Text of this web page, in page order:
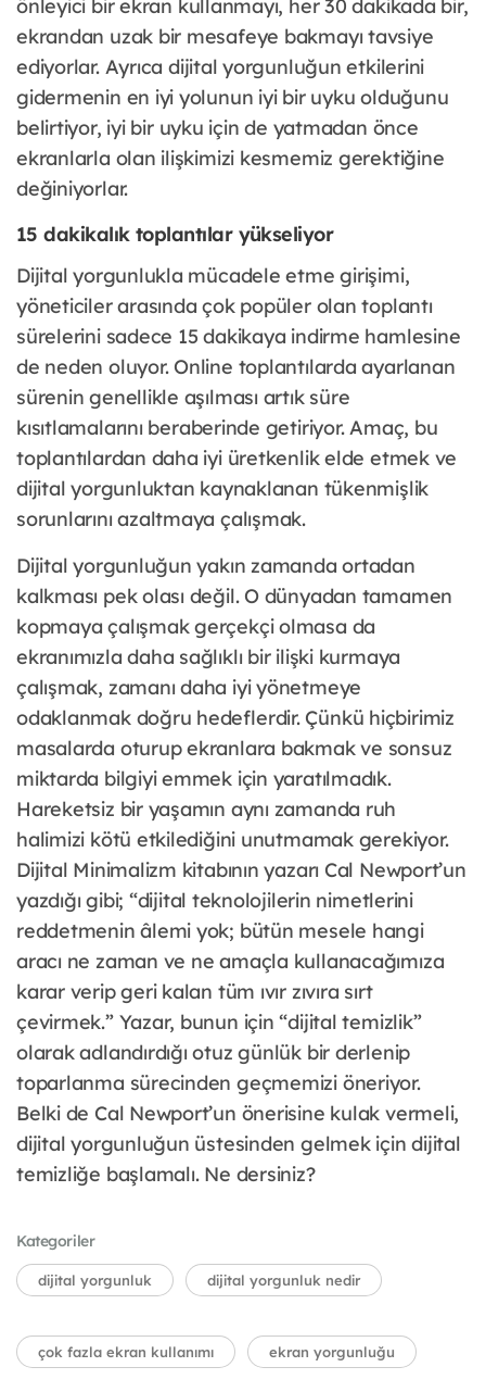
önleyici bir ekran kullanmayı, her 30 dakikada bir,
ekrandan uzak bir mesafeye bakmayı tavsiye
ediyorlar. Ayrıca dijital yorgunluğun etkilerini
gidermenin en iyi yolunun iyi bir uyku olduğunu
belirtiyor, iyi bir uyku için de yatmadan önce
ekranlarla olan ilişkimizi kesmemiz gerektiğine
değiniyorlar.
15 dakikalık toplantılar yükseliyor
Dijital yorgunlukla mücadele etme girişimi,
yöneticiler arasında çok popüler olan toplantı
sürelerini sadece 15 dakikaya indirme hamlesine
de neden oluyor. Online toplantılarda ayarlanan
sürenin genellikle aşılması artık süre
kısıtlamalarını beraberinde getiriyor. Amaç, bu
toplantılardan daha iyi üretkenlik elde etmek ve
dijital yorgunluktan kaynaklanan tükenmişlik
sorunlarını azaltmaya çalışmak.
Dijital yorgunluğun yakın zamanda ortadan
kalkması pek olası değil. O dünyadan tamamen
kopmaya çalışmak gerçekçi olmasa da
ekranımızla daha sağlıklı bir ilişki kurmaya
çalışmak, zamanı daha iyi yönetmeye
odaklanmak doğru hedeflerdir. Çünkü hiçbirimiz
masalarda oturup ekranlara bakmak ve sonsuz
miktarda bilgiyi emmek için yaratılmadık.
Hareketsiz bir yaşamın aynı zamanda ruh
halimizi kötü etkilediğini unutmamak gerekiyor.
Dijital Minimalizm kitabının yazarı Cal Newport’un
yazdığı gibi; “dijital teknolojilerin nimetlerini
reddetmenin âlemi yok; bütün mesele hangi
aracı ne zaman ve ne amaçla kullanacağımıza
karar verip geri kalan tüm ıvır zıvıra sırt
çevirmek.” Yazar, bunun için “dijital temizlik”
olarak adlandırdığı otuz günlük bir derlenip
toparlanma sürecinden geçmemizi öneriyor.
Belki de Cal Newport’un önerisine kulak vermeli,
dijital yorgunluğun üstesinden gelmek için dijital
temizliğe başlamalı. Ne dersiniz?
Kategoriler
dijital yorgunluk dijital yorgunluk nedir
çok fazla ekran kullanımı ekran yorgunluğu